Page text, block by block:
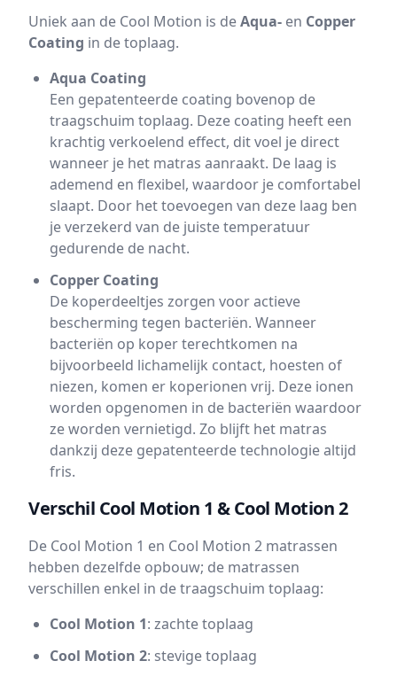
Uniek aan de Cool Motion is deAqua- en Copper
Coating in de toplaag.
Aqua Coating
Een gepatenteerde coating bovenop de
traagschuim toplaag. Deze coating heeft een
krachtig verkoelend effect, dit voel je direct
wanneer je het matras aanraakt. De laag is
ademend en flexibel, waardoor je comfortabel
slaapt. Door het toevoegen van deze laag ben
je verzekerd van de juiste temperatuur
gedurende de nacht.
Copper Coating
De koperdeeltjes zorgen voor actieve
bescherming tegen bacteriën. Wanneer
bacteriën op koper terechtkomen na
bijvoorbeeld lichamelijk contact, hoesten of
niezen, komen er koperionen vrij. Deze ionen
worden opgenomen in de bacteriën waardoor
ze worden vernietigd. Zo blijft het matras
dankzij deze gepatenteerde technologie altijd
fris.
Verschil Cool Motion 1 & Cool Motion 2
De Cool Motion 1 en Cool Motion 2 matrassen
hebben dezelfde opbouw; de matrassen
verschillen enkel in de traagschuim toplaag:
Cool Motion 1: zachte toplaag
Cool Motion 2: stevige toplaag